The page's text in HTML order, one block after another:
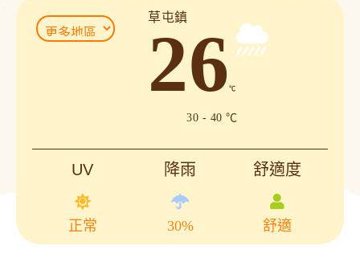
草屯鎮
26 ℃
30 - 40 ℃
UV
正常
降雨
30%
舒適度
舒適